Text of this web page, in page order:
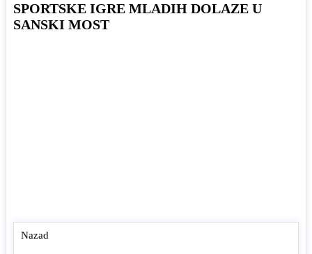
SPORTSKE IGRE MLADIH DOLAZE U
SANSKI MOST
Nazad